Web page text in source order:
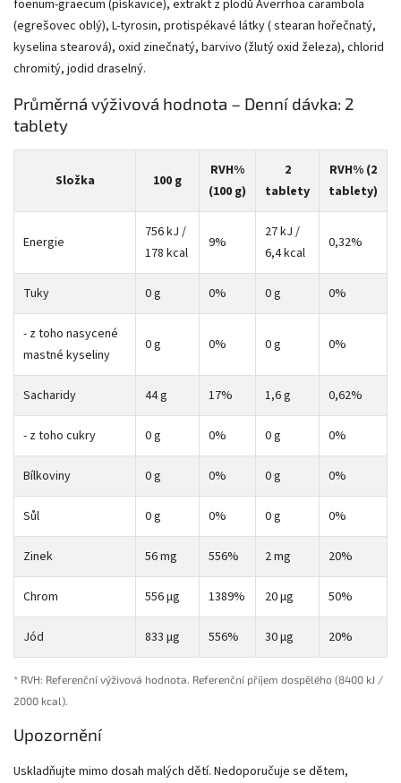
foenum-graecum (pískavice), extrakt z plodů Averrhoa carambola
(egrešovec oblý), L-tyrosin, protispékavé látky ( stearan hořečnatý,
kyselina stearová), oxid zinečnatý, barvivo (žlutý oxid železa), chlorid
chromitý, jodid draselný.
Průměrná výživová hodnota – Denní dávka: 2
tablety
Složka 100 g
RVH%
(100 g)
2
tablety
RVH% (2
tablety)
Energie
756 kJ /
178 kcal
9%
27 kJ /
6,4 kcal
0,32%
Tuky 0 g 0% 0 g 0%
- z toho nasycené
mastné kyseliny
0 g 0% 0 g 0%
Sacharidy 44 g 17% 1,6 g 0,62%
- z toho cukry 0 g 0% 0 g 0%
Bílkoviny 0 g 0% 0 g 0%
Sůl 0 g 0% 0 g 0%
Zinek 56 mg 556% 2 mg 20%
Chrom 556 µg 1389% 20 µg 50%
Jód 833 µg 556% 30 µg 20%
* RVH: Referenční výživová hodnota. Referenční příjem dospělého (8400 kJ /
2000 kcal).
Upozornění
Uskladňujte mimo dosah malých dětí. Nedoporučuje se dětem,